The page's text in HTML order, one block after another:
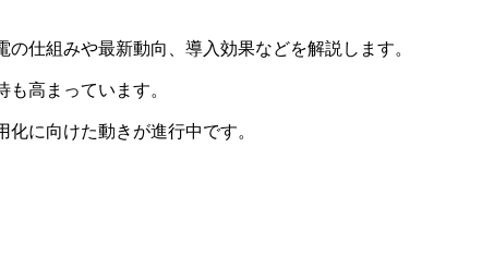
仕組みや最新動向、導入効果などを解説します。
高まっています。
に向けた動きが進行中です。